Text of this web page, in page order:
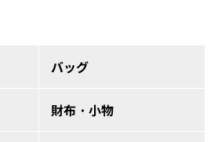
バッグ
財布・小物